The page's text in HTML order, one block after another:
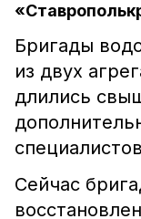
Бригады
из двух
длились
Сейчас